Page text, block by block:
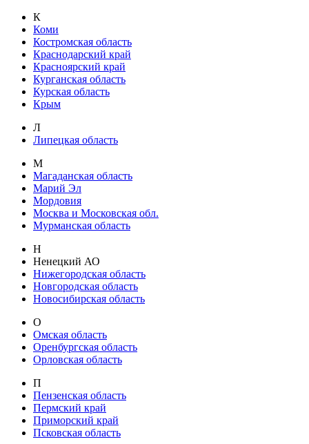
К
Коми
Костромская область
Краснодарский край
Красноярский край
Курганская область
Курская область
Крым
Л
Липецкая область
М
Магаданская область
Марий Эл
Мордовия
Москва и Московская обл.
Мурманская область
Н
Ненецкий АО
Нижегородская область
Новгородская область
Новосибирская область
О
Омская область
Оренбургская область
Орловская область
П
Пензенская область
Пермский край
Приморский край
Псковская область